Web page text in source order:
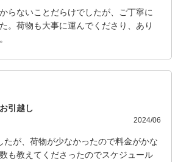
らないことだらけでしたが、ご丁寧に
。荷物も大事に運んでくださり、あり
引越し
2024/06
たが、荷物が少なかったので料金がかな
も教えてくださったのでスケジュール